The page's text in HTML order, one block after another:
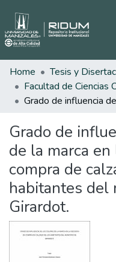
Home
Tesis y
Grado de
de la marca
compra de
habitantes del
Girardot.